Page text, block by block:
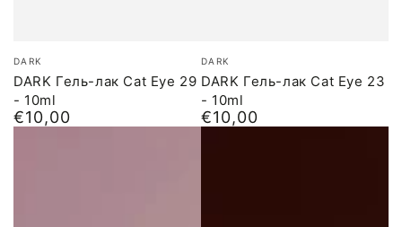
Бренд:
DARK
DARK Гель-лак Cat Eye 29
- 10ml
Обычная
€10,00
Бренд:
DARK
DARK Гель-лак Cat Eye 23
- 10ml
Обычная
€10,00